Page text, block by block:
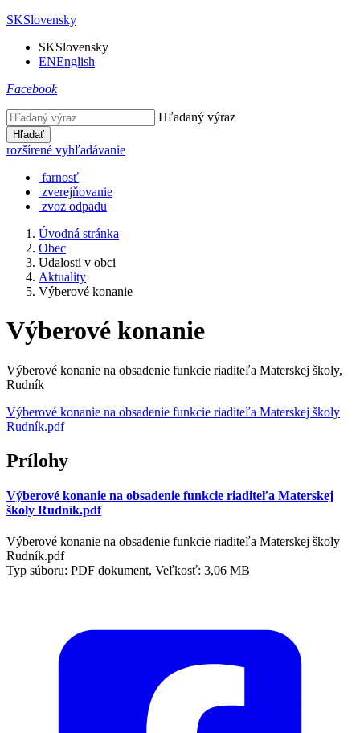
SKSlovensky
SKSlovensky
ENEnglish
Facebook
Hľadaný výraz
Hľadať
rozšírené vyhľadávanie
farnosť
zverejňovanie
zvoz odpadu
Úvodná stránka
Obec
Udalosti v obci
Aktuality
Výberové konanie
Výberové konanie
Výberové konanie na obsadenie funkcie riaditeľa Materskej školy,
Rudník
Výberové konanie na obsadenie funkcie riaditeľa Materskej školy
Rudník.pdf
Prílohy
Výberové konanie na obsadenie funkcie riaditeľa Materskej
školy Rudník.pdf
Výberové konanie na obsadenie funkcie riaditeľa Materskej školy
Rudník.pdf
Typ súboru: PDF dokument, Veľkosť: 3,06 MB